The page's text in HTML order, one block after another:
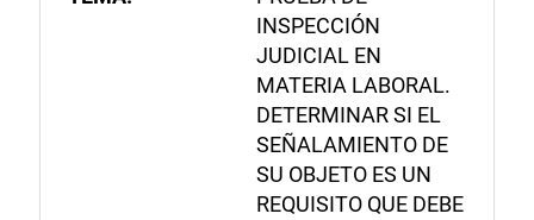
INSPECCIÓN
JUDICIAL EN
MATERIA LABORAL.
DETERMINAR SI EL
SEÑALAMIENTO DE
SU OBJETO ES UN
REQUISITO QUE DEBE